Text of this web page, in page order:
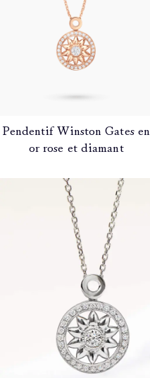
Pendentif Winston Gates en
or rose et diamant